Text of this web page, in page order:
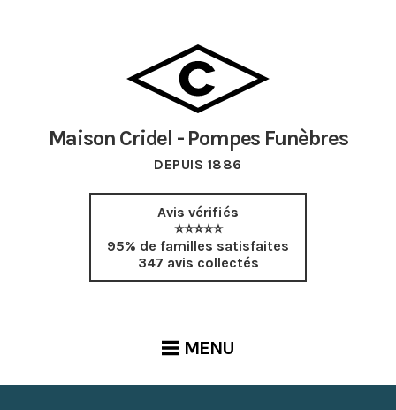
Maison Cridel - Pompes Funèbres
DEPUIS 1886
Avis vérifiés
⭐⭐⭐⭐⭐
95% de familles satisfaites
347 avis collectés
MENU